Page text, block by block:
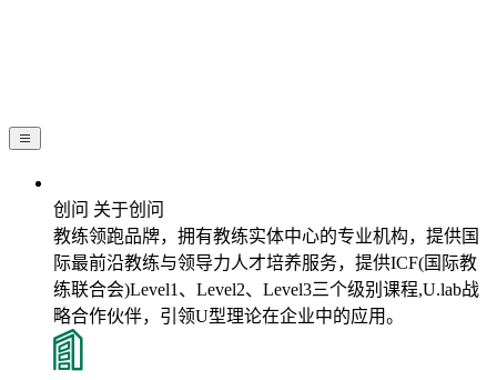
创问 关于创问
教练领跑品牌，拥有教练实体中心的专业机构，提供国
际最前沿教练与领导力人才培养服务，提供ICF(国际教
练联合会)Level1、Level2、Level3三个级别课程,U.lab战
略合作伙伴，引领U型理论在企业中的应用。